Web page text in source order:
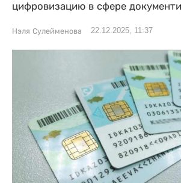
цифровизацию в сфере
Нэля Сулейменова 22.12.2025, 11:37